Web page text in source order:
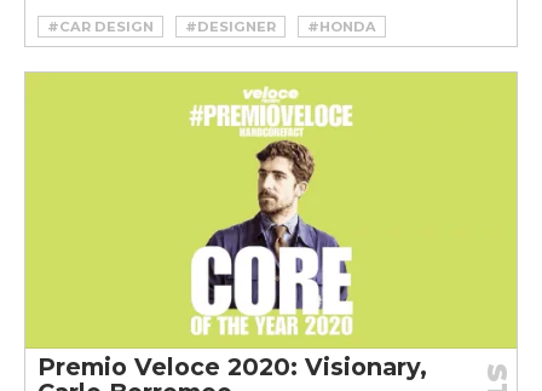
#CAR DESIGN #DESIGNER
#HONDA
#MOTO
#STAMPA 3D #VELOCEMOTO
Premio Veloce 2020: Visionary,